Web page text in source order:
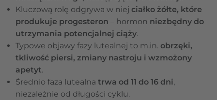
Kluczową rolę odgrywa w niej ciałko żółte, które
produkuje progesteron – hormon niezbędny do
utrzymania potencjalnej ciąży.
Typowe objawy fazy lutealnej to m.in. obrzęki,
tkliwość piersi, zmiany nastroju i wzmożony
apetyt.
Średnio faza lutealna trwa od 11 do 16 dni,
niezależnie od długości cyklu.